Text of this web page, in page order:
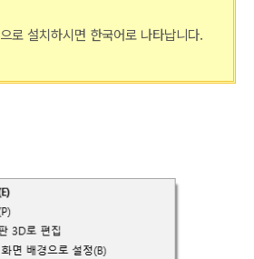
로 설치하시면 한국어로 나타납니다.